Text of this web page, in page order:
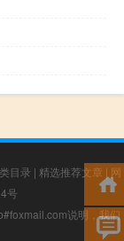
目录 | 精选推荐文章 | 网
号
说明，我们